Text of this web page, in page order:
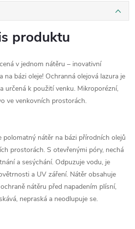
produktu
v jednom nátěru – inovativní
na bázi oleje! Ochranná olejová lazura je
určená k použití venku. Mikroporézní,
ve venkovních prostorách.
polomatný nátěr na bázi přírodních olejů
prostorách. S otevřenými póry, nechá
a sesýchání. Odpuzuje vodu, je
a UV záření. Nátěr obsahuje
nátěru před napadením plísní,
nepraská a neodlupuje se.